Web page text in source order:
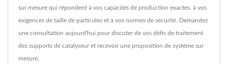
sur mesure qui répondent à vos capacités de production exactes, à vos
exigences de taille de particules et à vos normes de sécurité. Demandez
une consultation aujourd'hui pour discuter de vos défis de traitement
des supports de catalyseur et recevoir une proposition de système sur
mesure.